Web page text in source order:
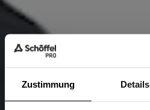
Zustimmung Details